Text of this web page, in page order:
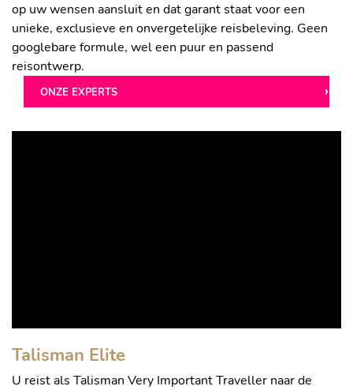
op uw wensen aansluit en dat garant staat voor een
unieke, exclusieve en onvergetelijke reisbeleving. Geen
googlebare formule, wel een puur en passend
reisontwerp.
ONZE EXPERTS
Talisman Elite
U reist als Talisman Very Important Traveller naar de